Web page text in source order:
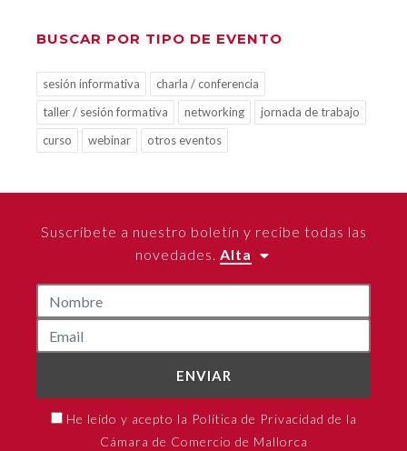
BUSCAR POR TIPO DE EVENTO
sesión informativa
charla / conferencia
taller / sesión formativa
networking
jornada de trabajo
curso
webinar otros eventos
Suscríbete a nuestro boletín y recibe todas las
novedades. Alta
ENVIAR
He leído y acepto la Política de Privacidad de la
Cámara de Comercio de Mallorca